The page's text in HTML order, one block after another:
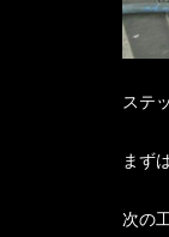
ステ
まず
次の